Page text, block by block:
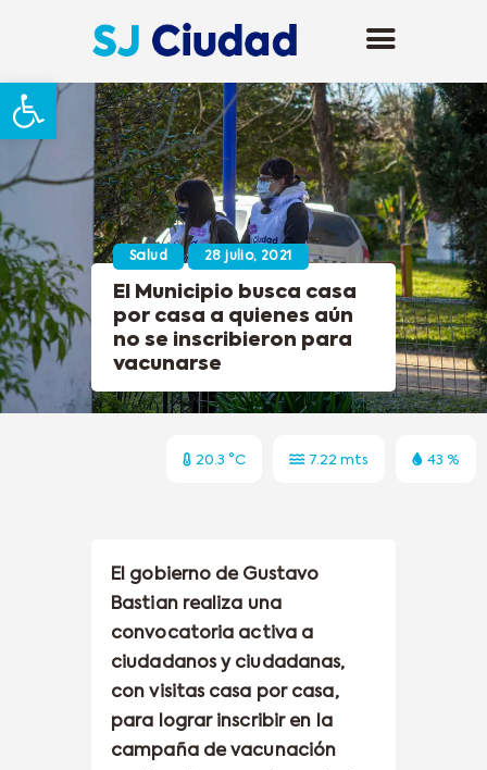
Abrir barra de herramientas
Salud 28 julio, 2021
El Municipio busca casa
por casa a quienes aún
no se inscribieron para
vacunarse
20.3 °C 7.22 mts 43 %
El gobierno de Gustavo
Bastian realiza una
convocatoria activa a
ciudadanos y ciudadanas,
con visitas casa por casa,
para lograr inscribir en la
campaña de vacunación